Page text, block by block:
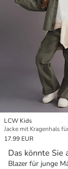
LCW Kids
Jacke mit Kragenhals
17.99 EUR
Das könnte Sie
Blazer für junge